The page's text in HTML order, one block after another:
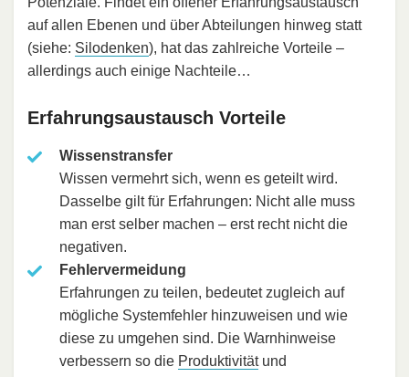
auf allen Ebenen und über Abteilungen hinweg statt
(siehe: Silodenken), hat das zahlreiche Vorteile –
allerdings auch einige Nachteile…
Erfahrungsaustausch Vorteile
Wissenstransfer
Wissen vermehrt sich, wenn es geteilt wird.
Dasselbe gilt für Erfahrungen: Nicht alle muss
man erst selber machen – erst recht nicht die
negativen.
Fehlervermeidung
Erfahrungen zu teilen, bedeutet zugleich auf
mögliche Systemfehler hinzuweisen und wie
diese zu umgehen sind. Die Warnhinweise
verbessern so die Produktivitätund